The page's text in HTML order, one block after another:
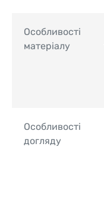
Особливості
матеріалу
Особливості
догляду